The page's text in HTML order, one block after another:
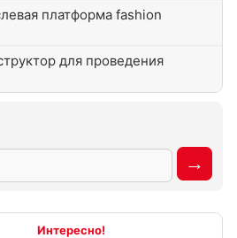
платформа fashion
для проведения